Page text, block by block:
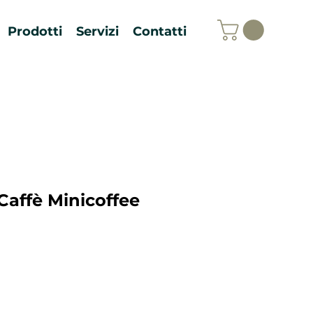
Prodotti Servizi Contatti
Minicoffee